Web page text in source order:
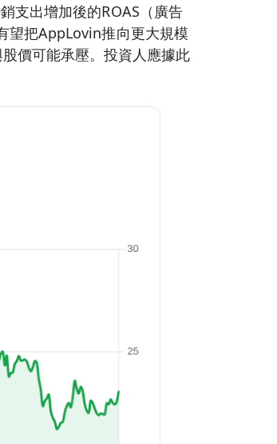
支出增加後的ROAS（廣告
望把AppLovin推向更大規模
價可能承壓。投資人應據此